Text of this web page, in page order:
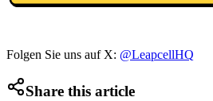
Folgen Sie uns auf X: @LeapcellHQ
Share this article